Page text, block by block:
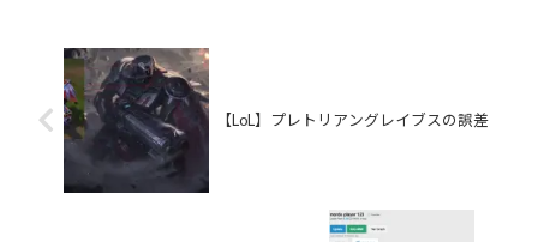
【LoL】プレトリアングレイブスの誤差